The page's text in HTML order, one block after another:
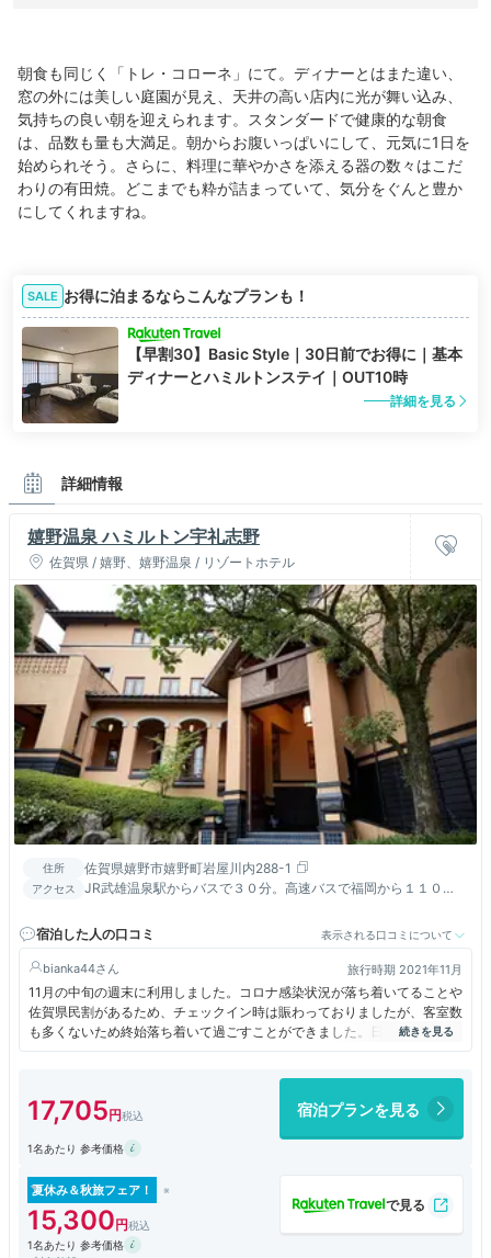
朝食も同じく「トレ・コローネ」にて。ディナーとはまた違い、
窓の外には美しい庭園が見え、天井の高い店内に光が舞い込み、
気持ちの良い朝を迎えられます。スタンダードで健康的な朝食
は、品数も量も大満足。朝からお腹いっぱいにして、元気に1日を
始められそう。さらに、料理に華やかさを添える器の数々はこだ
わりの有田焼。どこまでも粋が詰まっていて、気分をぐんと豊か
にしてくれますね。
SALE お得に泊まるならこんなプランも！
【早割30】Basic Style｜30日前でお得に｜基本
ディナーとハミルトンステイ｜OUT10時
詳細を見る
詳細情報
嬉野温泉 ハミルトン宇礼志野
佐賀県 / 嬉野、嬉野温泉 / リゾートホテル
住所 佐賀県嬉野市嬉野町岩屋川内288-1
アクセス
JR武雄温泉駅からバスで３０分。高速バスで福岡から１１０
送迎有
宿泊した人の口コミ 表示される口コミについて
bianka44 旅行時期 2021年11月
11月の中旬の週末に利用しました。コロナ感染状況が落ち着いてることや
佐賀県民割があるため、チェックイン時は賑わっておりましたが、客室数
も多くないため終始落ち着いて過ごすことができました。日本３大美肌の
湯の嬉野温泉と美味しいイタリアンのフルコースが楽しめます。未就学児
17,705 宿泊プランを見る
1名あたり 参考価格
夏休み＆秋旅フェア！
15,300
1名あたり 参考価格